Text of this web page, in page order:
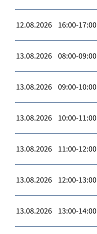
12.08.2026 16:00-17:00
13.08.2026 08:00-09:00
13.08.2026 09:00-10:00
13.08.2026 10:00-11:00
13.08.2026 11:00-12:00
13.08.2026 12:00-13:00
13.08.2026 13:00-14:00